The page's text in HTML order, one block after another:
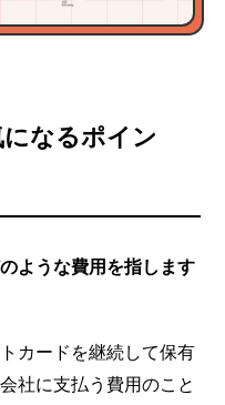
なるポイン
ような費用を指します
カードを継続して保有
社に支払う費用のこと